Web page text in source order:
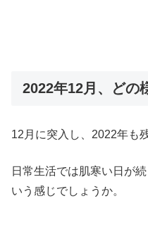
2022年12月、どの
12月に突入し、2022年も
日常生活では肌寒い日が
いう感じでしょうか。